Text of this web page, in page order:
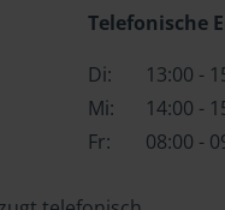
Telefonische
Di:
13:00 -
Mi:
14:00 -
Fr:
08:00 -